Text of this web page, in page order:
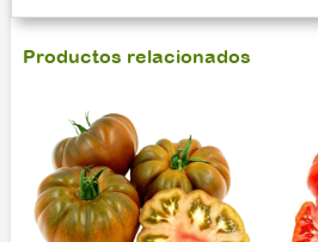
Productos relacionados